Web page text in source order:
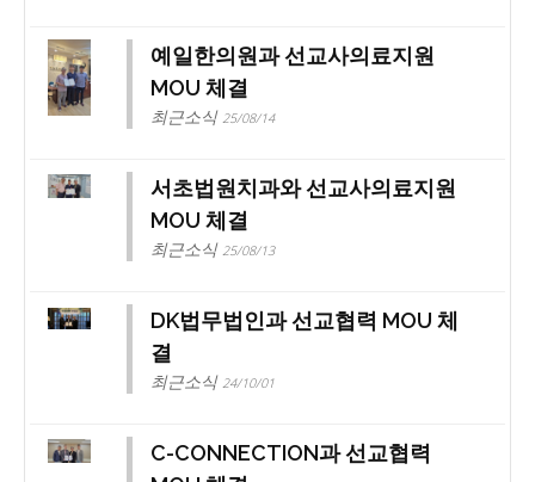
예일한의원과 선교사의료지원
MOU 체결
최근소식 25/08/14
서초법원치과와 선교사의료지원
MOU 체결
최근소식 25/08/13
DK법무법인과 선교협력 MOU 체
결
최근소식 24/10/01
C-CONNECTION과 선교협력